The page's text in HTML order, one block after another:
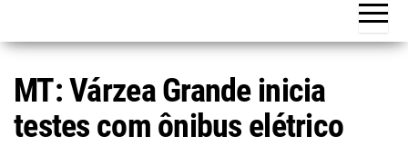
MT: Várzea Grande inicia
testes com ônibus elétrico